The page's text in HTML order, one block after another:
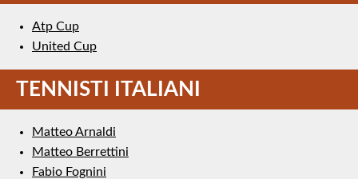
Atp Cup
United Cup
TENNISTI ITALIANI
Matteo Arnaldi
Matteo Berrettini
Fabio Fognini